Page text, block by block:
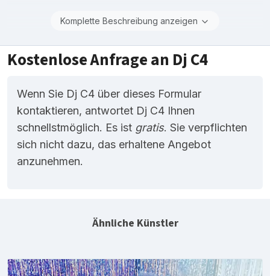
Komplette Beschreibung anzeigen
Kostenlose Anfrage an Dj C4
Wenn Sie Dj C4 über dieses Formular
kontaktieren, antwortet Dj C4 Ihnen
schnellstmöglich. Es ist gratis. Sie verpflichten
sich nicht dazu, das erhaltene Angebot
anzunehmen.
Ähnliche Künstler